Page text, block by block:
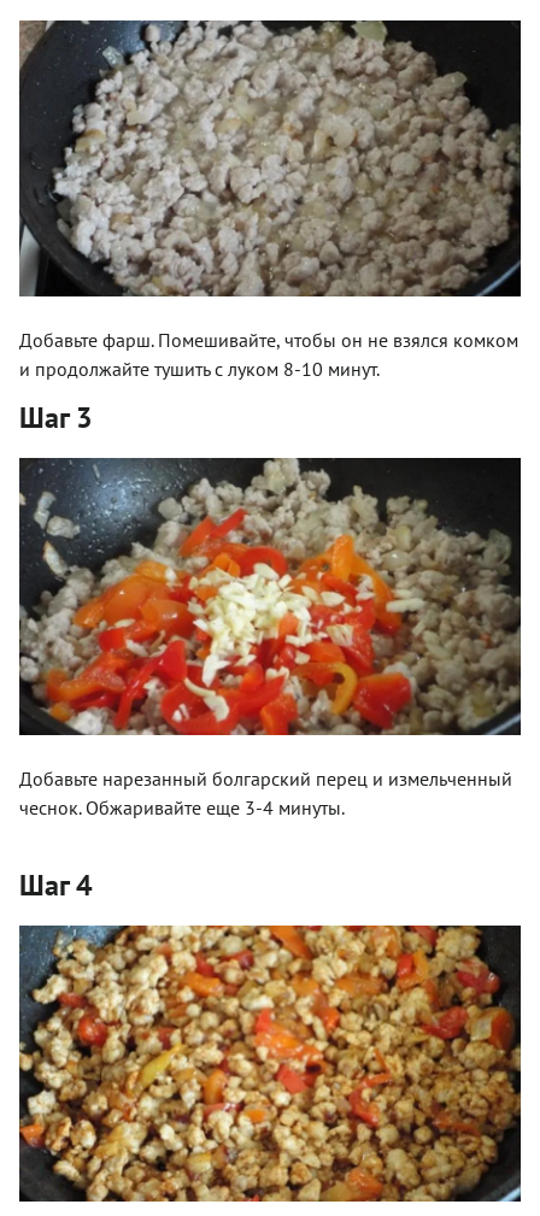
Добавьте фарш. Помешивайте, чтобы он не взялся комком
и продолжайте тушить с луком 8-10 минут.
Шаг 3
Добавьте нарезанный болгарский перец и измельченный
чеснок. Обжаривайте еще 3-4 минуты.
Шаг 4